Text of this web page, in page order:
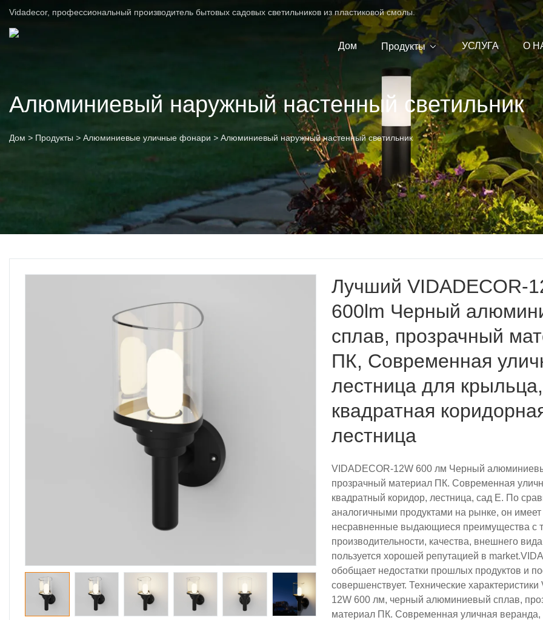
Vidadecor, профессиональный производитель бытовых садовых светильников из пластиковой смолы.
Дом Продукты УСЛУГА О
Алюминиевый наружный настенный светильник
Дом > Продукты > Алюминиевые уличные фонари > Алюминиевый наружный настенный светильник
Лучший VIDADECOR-
600lm Черный
сплав, прозрачный
ПК, Современная
лестница для крыльца,
квадратная
лестница
VIDADECOR-12W 600 лм Черный
прозрачный материал ПК. Современная
квадратный коридор, лестница, сад E. По
аналогичными продуктами на рынке, он имеет
несравненные выдающиеся преимущества с
производительности, качества, внешнего вида
пользуется хорошей репутацией в
обобщает недостатки прошлых продуктов и
совершенствует. Технические
12W 600 лм, черный алюминиевый сплав,
материал ПК. Современная уличная веранда,